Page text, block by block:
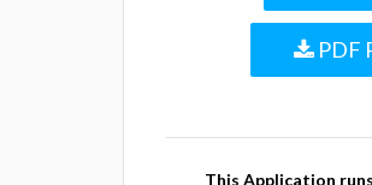
PDF
This Application